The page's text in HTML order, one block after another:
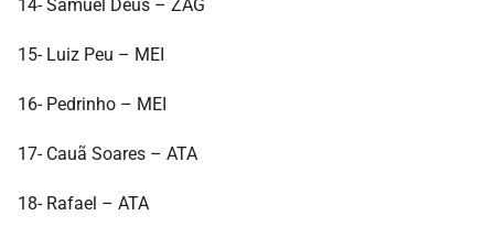
14- Samuel Deus – ZAG
15- Luiz Peu – MEI
16- Pedrinho – MEI
17- Cauã Soares – ATA
18- Rafael – ATA